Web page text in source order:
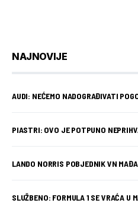
NAJNOVIJE
AUDI: NEĆEMO NADOGRAĐIVATI
PIASTRI: OVO JE POTPUNO
LANDO NORRIS POBJEDNIK VN
SLUŽBENO: FORMULA 1 SE VRAĆA U